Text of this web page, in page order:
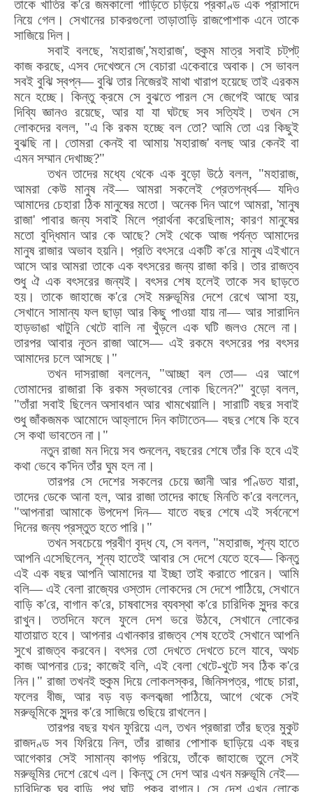
তাকে খাতির ক'রে জমকালো গাড়িতে চড়িয়ে প্রকাণ্ড এক প্রাসাদে
নিয়ে গেল। সেখানের চাকরগুলো তাড়াতাড়ি রাজপোশাক এনে তাকে
সাজিয়ে দিল।
সবাই বলছে, 'মহারাজ','মহারাজ',হুকুম মাত্র সবাই চট্‌পট্‌
কাজ করছে,এসব দেখেশুনে সে বেচারা একেবারে অবাক। সে ভাবল
সবই বুঝি স্বপ্ন— বুঝি তার নিজেরই মাথা খারাপ হয়েছে তাই এরকম
মনে হচ্ছে। কিন্তু ক্রমে সে বুঝতে পারল সে জেগেই আছে আর
দিব্যি জ্ঞানও রয়েছে, আর যা যা ঘটছে সব সত্যিই। তখন সে
লোকদের বলল, "এ কি রকম হচ্ছে বল তো? আমি তো এর কিছুই
বুঝছি না। তোমরা কেনই বা আমায় 'মহারাজ' বলছ আর কেনই বা
এমন সম্মান দেখাচ্ছ?"
তখন তাদের মধ্যে থেকে এক বুড়ো উঠে বলল, "মহারাজ,
আমরা কেউ মানুষ নই— আমরা সকলেই প্রেতগন্ধর্ব— যদিও
আমাদের চেহারা ঠিক মানুষের মতো। অনেক দিন আগে আমরা, 'মানুষ
রাজা'পাবার জন্য সবাই মিলে প্রার্থনা করেছিলাম; কারণ মানুষের
মতো বুদ্ধিমান আর কে আছে?সেই থেকে আজ পর্যন্ত আমাদের
মানুষ রাজার অভাব হয়নি। প্রতি বৎসরে একটি ক'রে মানুষ এইখানে
আসে আর আমরা তাকে এক বৎসরের জন্য রাজা করি। তার রাজত্ব
শুধু ঐ এক বৎসরের জন্যই। বৎসর শেষ হলেই তাকে সব ছাড়তে
হয়। তাকে জাহাজে ক'রে সেই মরুভূমির দেশে রেখে আসা হয়,
সেখানে সামান্য ফল ছাড়া আর কিছু পাওয়া যায় না— আর সারাদিন
হাড়ভাঙা খাটুনি খেটে বালি না খুঁড়লে এক ঘটি জলও মেলে না।
তারপর আবার নূতন রাজা আসে— এই রকমে বৎসরের পর বৎসর
আমাদের চলে আসছে।"
তখন দাসরাজা বললেন, "আচ্ছা বল তো— এর আগে
তোমাদের রাজারা কি রকম স্বভাবের লোক ছিলেন?"বুড়ো বলল,
"তাঁরা সবাই ছিলেন অসাবধান আর খামখেয়ালি। সারাটি বছর সবাই
শুধু জাঁকজমক আমোদে আহ্লাদে দিন কাটাতেন— বছর শেষে কি হবে
সে কথা ভাবতেন না।"
নতুন রাজা মন দিয়ে সব শুনলেন,বছরের শেষে তাঁর কি হবে এই
কথা ভেবে ক'দিন তাঁর ঘুম হল না।
তারপর সে দেশের সকলের চেয়ে জ্ঞানী আর পণ্ডিত যারা,
তাদের ডেকে আনা হল, আর রাজা তাদের কাছে মিনতি ক'রে বললেন,
"আপনারা আমাকে উপদেশ দিন— যাতে বছর শেষে এই সর্বনেশে
দিনের জন্য প্রস্তুত হতে পারি।"
তখন সবচেয়ে প্রবীণ বৃদ্ধ যে, সে বলল, "মহারাজ, শূন্য হাতে
আপনি এসেছিলেন, শূন্য হাতেই আবার সে দেশে যেতে হবে— কিন্তু
এই এক বছর আপনি আমাদের যা ইচ্ছা তাই করাতে পারেন। আমি
বলি— এই বেলা রাজ্যের ওস্তাদ লোকদের সে দেশে পাঠিয়ে,সেখানে
বাড়ি ক'রে,বাগান ক'রে, চাষবাসের ব্যবস্থা ক'রে চারিদিক সুন্দর করে
রাখুন। ততদিনে ফলে ফুলে দেশ ভরে উঠবে, সেখানে লোকের
যাতায়াত হবে। আপনার এখানকার রাজত্ব শেষ হতেই সেখানে আপনি
সুখে রাজত্ব করবেন। বৎসর তো দেখতে দেখতে চলে যাবে,অথচ
কাজ আপনার ঢের; কাজেই বলি, এই বেলা খেটে-খুটে সব ঠিক ক'রে
নিন।" রাজা তখনই হুকুম দিয়ে লোকলস্কর, জিনিসপত্র, গাছে চারা,
ফলের বীজ, আর বড় বড় কলকব্জা পাঠিয়ে,আগে থেকে সেই
মরুভূমিকে সুন্দর ক'রে সাজিয়ে গুছিয়ে রাখলেন।
তারপর বছর যখন ফুরিয়ে এল,তখন প্রজারা তাঁর ছত্র মুকুট
রাজদণ্ড সব ফিরিয়ে নিল,তাঁর রাজার পোশাক ছাড়িয়ে এক বছর
আগেকার সেই সামান্য কাপড় পরিয়ে,তাঁকে জাহাজে তুলে সেই
মরুভূমির দেশে রেখে এল। কিন্তু সে দেশ আর এখন মরুভূমি নেই—
চারিদিকে ঘর বাড়ি, পথ ঘাট,পুকুর বাগান। সে দেশ এখন লোকে